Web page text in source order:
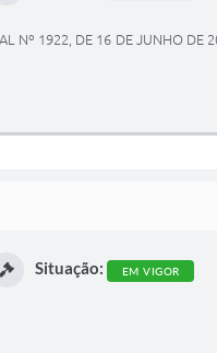
Nº 1922, DE 16 DE JUNHO DE
Situação: EM VIGOR